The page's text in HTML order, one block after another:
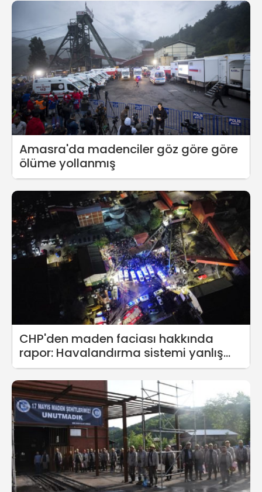
Amasra'da madenciler göz göre göre
ölüme yollanmış
CHP'den maden faciası hakkında
rapor: Havalandırma sistemi yanlış
planlanmış